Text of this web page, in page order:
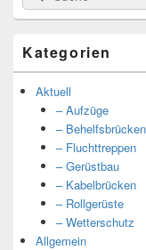
nach:
Kategorien
Aktuell
– Aufzüge
– Behelfsbrücken
– Fluchttreppen
– Gerüstbau
– Kabelbrücken
– Rollgerüste
– Wetterschutz
Allgemein